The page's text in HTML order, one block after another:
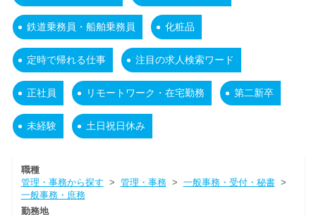
鉄道乗務員・船舶乗務員 化粧品
定時で帰れる仕事 注目の求人検索ワード
正社員 リモートワーク・在宅勤務 第二新卒
未経験 土日祝日休み
職種
管理・事務から探す > 管理・事務> 一般事務・受付・秘書>
一般事務・庶務
勤務地